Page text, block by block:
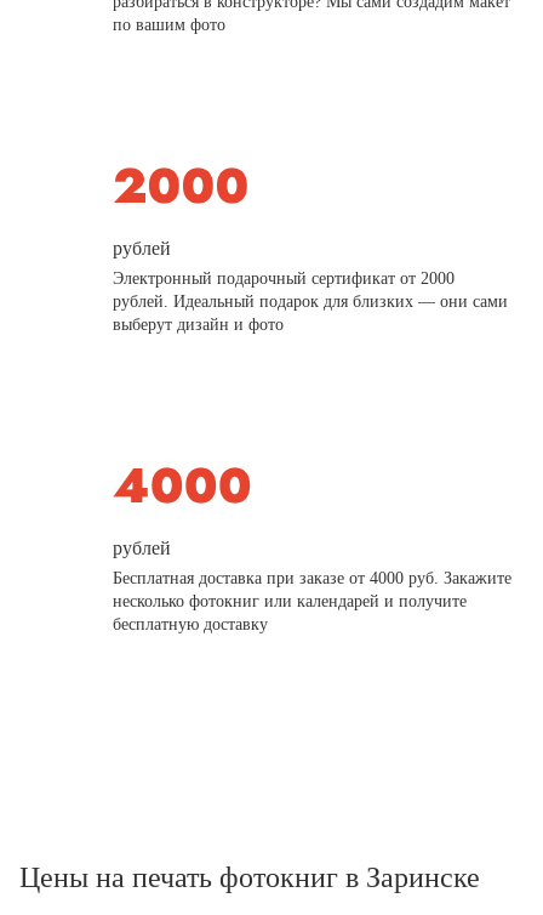
по вашим фото
рублей
Электронный подарочный сертификат от 2000
рублей. Идеальный подарок для близких — они сами
выберут дизайн и фото
рублей
Бесплатная доставка при заказе от 4000 руб. Закажите
несколько фотокниг или календарей и получите
бесплатную доставку
Цены на печать фотокниг в Заринске